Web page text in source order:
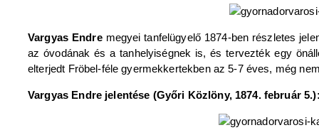
Vargyas Endremegyei tanfelügyelő 1874-ben részletes
az óvodának és a tanhelyiségnek is, és tervezték egy
elterjedt Fröbel-féle gyermekkertekben az 5-7 éves, még
Vargyas Endre jelentése (Győri Közlöny, 1874. február